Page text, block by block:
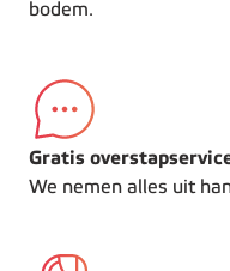
bodem.
Gratis
We nemen alles uit